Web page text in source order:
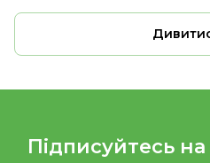
Підписуйтесь